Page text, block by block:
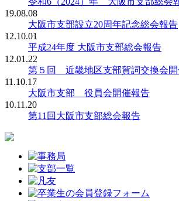
19.08.08
大阪市支部設立20周年記念総会報告
12.10.01
平成24年度 大阪市支部総会報告
12.01.22
第５回 近畿地区支部賀詞交換会
11.10.17
大阪市支部 役員会開催報告
10.11.20
第11回大阪市支部総会報告